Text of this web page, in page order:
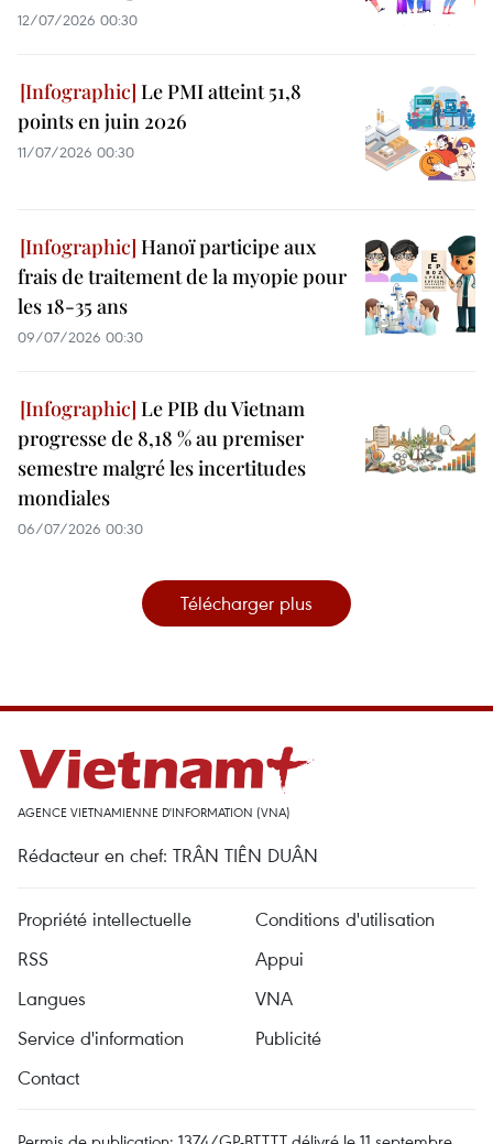
12/07/2026 00:30
Le PMI atteint 51,8
points en juin 2026
11/07/2026 00:30
Hanoï participe aux
frais de traitement de la myopie pour
les 18-35 ans
09/07/2026 00:30
Le PIB du Vietnam
progresse de 8,18 % au premiser
semestre malgré les incertitudes
mondiales
06/07/2026 00:30
Télécharger plus
AGENCE VIETNAMIENNE D'INFORMATION (VNA)
Rédacteur en chef: TRÂN TIÊN DUÂN
Propriété intellectuelle
Conditions d'utilisation
RSS
Appui
Langues
VNA
Service d'information
Publicité
Contact